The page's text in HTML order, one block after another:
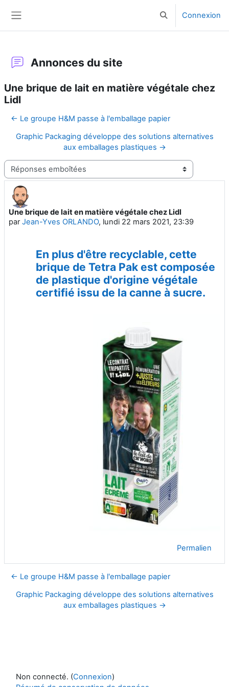
Activer/désactiver
Connexion
Annonces du site
Une brique de lait en matière végétale chez
Lidl
← Le groupe H&M passe à l'emballage papier
Graphic Packaging développe des solutions alternatives
aux emballages plastiques →
Type d’affichage
Une brique de lait en matière végétale chez Lidl
parJean-Yves ORLANDO, lundi 22 mars 2021, 23:39
Nombre de réponses : 0
En plus d'être recyclable, cette
brique de Tetra Pak est composée
de plastique d'origine végétale
certifié issu de la canne à sucre.
Permalien
← Le groupe H&M passe à l'emballage papier
Graphic Packaging développe des solutions alternatives
aux emballages plastiques →
Non connecté. (Connexion)